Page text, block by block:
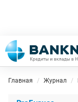
Главная Журнал